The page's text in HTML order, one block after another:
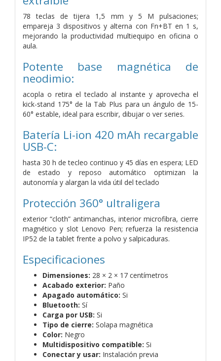
78 teclas de tijera 1,5 mm y 5 M pulsaciones;
empareja 3 dispositivos y alterna con Fn+BT en 1 s,
mejorando la productividad multiequipo en oficina o
aula.
Potente base magnética de
neodimio:
acopla o retira el teclado al instante y aprovecha el
kick-stand 175° de la Tab Plus para un ángulo de 15-
60° estable, ideal para escribir, dibujar o ver series.
Batería Li-ion 420 mAh recargable
USB-C:
hasta 30 h de tecleo continuo y 45 días en espera; LED
de estado y reposo automático optimizan la
autonomía y alargan la vida útil del teclado
Protección 360° ultraligera
exterior “cloth” antimanchas, interior microfibra, cierre
magnético y slot Lenovo Pen; refuerza la resistencia
IP52 de la tablet frente a polvo y salpicaduras.
Especificaciones
Dimensiones: 28 × 2 × 17 centímetros
Acabado exterior: Paño
Apagado automático: Si
Bluetooth: Sí
Carga por USB: Si
Tipo de cierre: Solapa magnética
Color: Negro
Multidispositivo compatible: Si
Conectar y usar: Instalación previa